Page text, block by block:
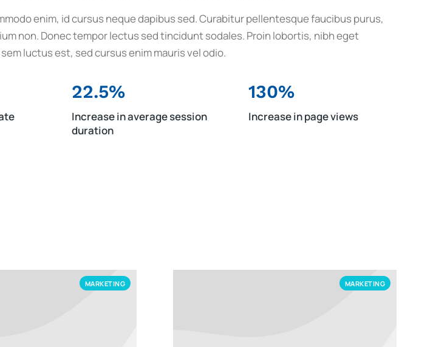
enim, id cursus neque dapibus sed. Curabitur pellentesque faucibus purus,
non. Donec tempor lectus sed tincidunt sodales. Proin lobortis, nibh eget
luctus est, sed cursus enim mauris vel odio.
22.5%
Increase in average session
duration
130%
Increase in page views
MARKETING MARKETING